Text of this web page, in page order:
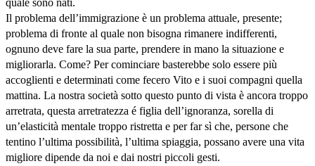
quale sono nati.
Il problema dell’immigrazione è un problema attuale, presente;
problema di fronte al quale non bisogna rimanere indifferenti,
ognuno deve fare la sua parte, prendere in mano la situazione e
migliorarla. Come? Per cominciare basterebbe solo essere più
accoglienti e determinati come fecero Vito e i suoi compagni quella
mattina. La nostra società sotto questo punto di vista è ancora troppo
arretrata, questa arretratezza é figlia dell’ignoranza, sorella di
un’elasticità mentale troppo ristretta e per far sì che, persone che
tentino l’ultima possibilità, l’ultima spiaggia, possano avere una vita
migliore dipende da noi e dai nostri piccoli gesti.